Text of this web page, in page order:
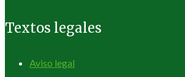
Textos legales
Aviso legal